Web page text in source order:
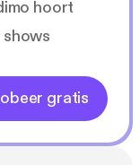
hoort
gratis